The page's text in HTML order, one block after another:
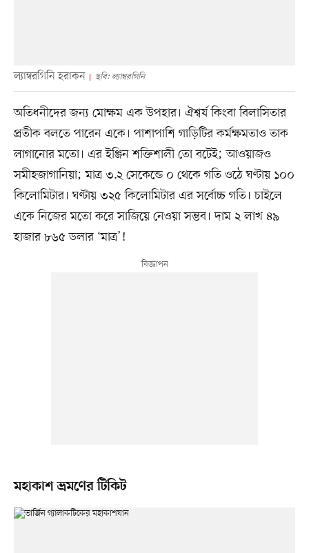
ল্যাম্বরগিনি হরাকন ছবি: ল্যাম্বরগিনি
অতিধনীদের জন্য মোক্ষম এক উপহার। ঐশ্বর্য কিংবা বিলাসিতার
প্রতীক বলতে পারেন একে। পাশাপাশি গাড়িটির কর্মক্ষমতাও তাক
লাগানোর মতো। এর ইঞ্জিন শক্তিশালী তো বটেই; আওয়াজও
সমীহজাগানিয়া; মাত্র ৩.২ সেকেন্ডে ০ থেকে গতি ওঠে ঘণ্টায় ১০০
কিলোমিটার। ঘণ্টায় ৩২৫ কিলোমিটার এর সর্বোচ্চ গতি। চাইলে
একে নিজের মতো করে সাজিয়ে নেওয়া সম্ভব। দাম ২ লাখ ৪৯
হাজার ৮৬৫ ডলার ‘মাত্র’!
মহাকাশ ভ্রমণের টিকিট